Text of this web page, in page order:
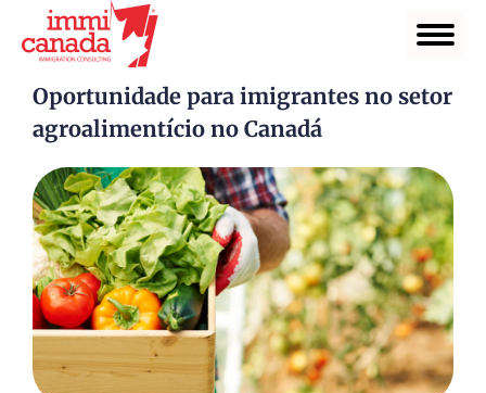
Oportunidade para imigrantes no setor
agroalimentício no Canadá